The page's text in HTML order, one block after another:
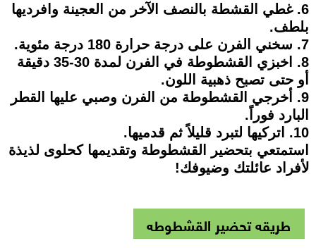
6. غطي القشطة بالنصف الآخر من العجينة وافرديها
بلطف.
7. سخني الفرن على درجة حرارة 180 درجة مئوية.
8. اخبزي القشطوطة في الفرن لمدة 30-35 دقيقة
أو حتى تصبح ذهبية اللون.
9. أخرجي القشطوطة من الفرن وصبي عليها القطر
البارد فوراً.
10. اتركيها لتبرد قليلاً ثم قدميها.
استمتعي بتحضير القشطوطة وتقديمها كحلوى لذيذة
لأفراد عائلتك وضيوفك!
طريقه تحضير القشطوطه